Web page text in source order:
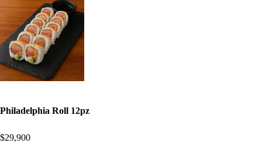
Philadelphia Roll 12pz
$29,900